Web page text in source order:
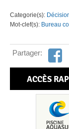
Categorie(s):
Mot-clef(s): Bureau
Partager:
ACCÈS